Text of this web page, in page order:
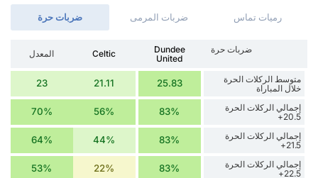
‏ضربات حرة ضربات المرمى رميات تماس
‏ضربات حرة
Dundee
United
Celtic المعدل
متوسط الركلات الحرة
خلال المباراة
25.83
21.11
23
إجمالي الركلات الحرة
20.5+
83%
56%
70%
إجمالي الركلات الحرة
21.5+
83%
44%
64%
إجمالي الركلات الحرة
22.5+
83%
22%
53%